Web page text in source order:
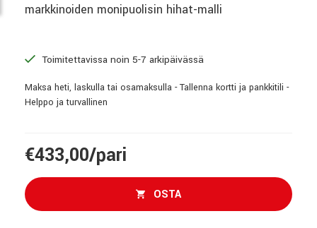
markkinoiden monipuolisin hihat-malli
Toimitettavissa noin 5-7 arkipäivässä
Maksa heti, laskulla tai osamaksulla - Tallenna kortti ja pankkitili -
Helppo ja turvallinen
€433,00/pari
OSTA